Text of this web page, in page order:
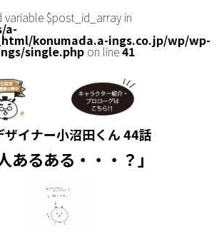
variable $post_id_array in
a-
konumada.a-ings.co.jp/wp/wp-
single.php on line41
ザイナー小沼田くん 44話
あるある・・・？」